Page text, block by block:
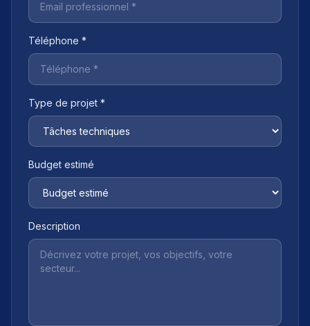
Téléphone *
Type de projet *
Budget estimé
Description